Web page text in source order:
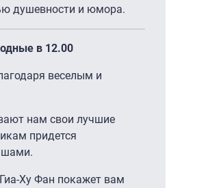
душевности и юмора.
в 12.00
веселым и
нам свои лучшие
придется
Ху Фан покажет вам